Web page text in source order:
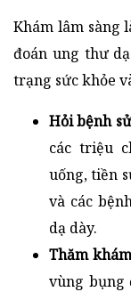
Khám lâm sàng
đoán ung thư
trạng sức khỏe
Hỏi bệnh
các triệu
uống, tiền
và các
dạ dày.
Thăm
vùng bụng